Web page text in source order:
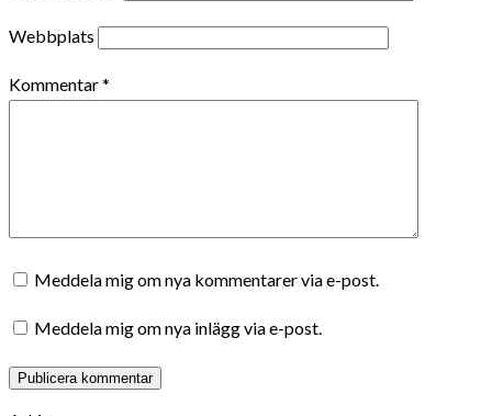
Webbplats
Kommentar*
Meddela mig om nya kommentarer via e-post.
Meddela mig om nya inlägg via e-post.